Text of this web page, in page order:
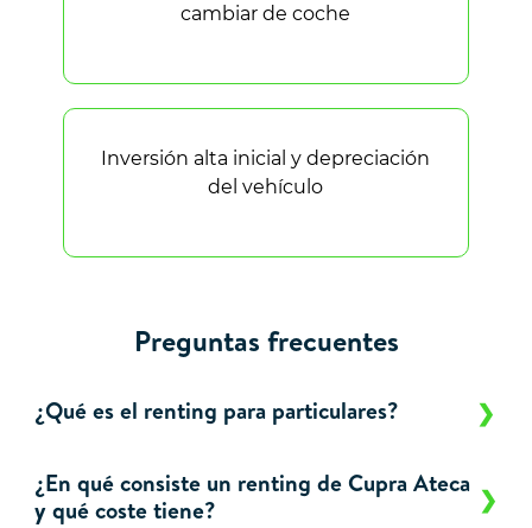
cambiar de coche
Inversión alta inicial y depreciación
del vehículo
Preguntas frecuentes
¿Qué es el renting para particulares?
¿En qué consiste un renting de Cupra Ateca
y qué coste tiene?